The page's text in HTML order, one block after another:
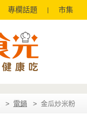
專欄話題 市集
電鍋 金瓜炒米粉